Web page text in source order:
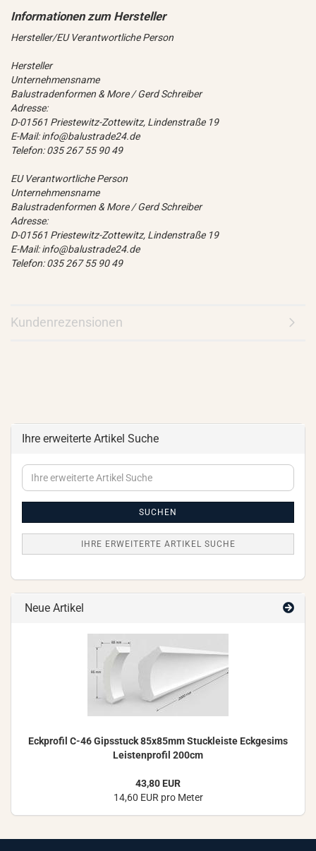
Hersteller/EU Verantwortliche Person
Hersteller
Unternehmensname
Balustradenformen & More / Gerd Schreiber
Adresse:
D-01561 Priestewitz-Zottewitz, Lindenstraße 19
E-Mail: info@balustrade24.de
Telefon: 035 267 55 90 49
EU Verantwortliche Person
Unternehmensname
Balustradenformen & More / Gerd Schreiber
Adresse:
D-01561 Priestewitz-Zottewitz, Lindenstraße 19
E-Mail: info@balustrade24.de
Telefon: 035 267 55 90 49
Kundenrezensionen
Ihre erweiterte Artikel Suche
Ihre
erweiterte
SUCHEN
IHRE ERWEITERTE ARTIKEL SUCHE
Neue Artikel
Eck­pro­fil C-46 Gips­stuck 85x85mm Stuck­leis­te Eck­ge­sims
Leis­ten­pro­fil 200cm
43,80 EUR
14,60 EUR pro Meter